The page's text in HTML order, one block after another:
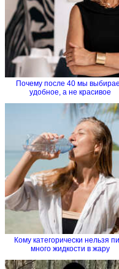
Почему после 40 мы
удобное, а не красивое
Кому категорически нельзя
много жидкости в жару